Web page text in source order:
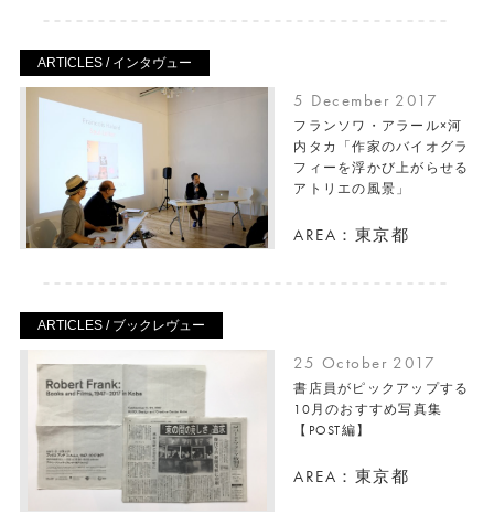
ARTICLES / インタヴュー
5 December 2017
フランソワ・アラール×河
内タカ「作家のバイオグラ
フィーを浮かび上がらせる
アトリエの風景」
AREA：東京都
ARTICLES / ブックレヴュー
25 October 2017
書店員がピックアップする
10月のおすすめ写真集
【POST編】
AREA：東京都